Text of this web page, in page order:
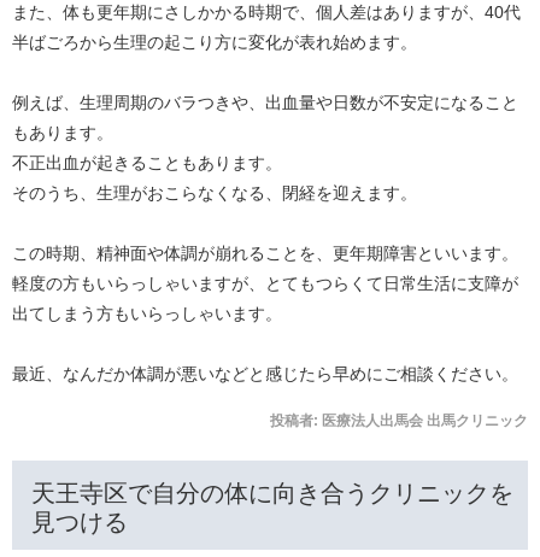
また、体も更年期にさしかかる時期で、個人差はありますが、40代
半ばごろから生理の起こり方に変化が表れ始めます。
例えば、生理周期のバラつきや、出血量や日数が不安定になること
もあります。
不正出血が起きることもあります。
そのうち、生理がおこらなくなる、閉経を迎えます。
この時期、精神面や体調が崩れることを、更年期障害といいます。
軽度の方もいらっしゃいますが、とてもつらくて日常生活に支障が
出てしまう方もいらっしゃいます。
最近、なんだか体調が悪いなどと感じたら早めにご相談ください。
投稿者: 医療法人出馬会 出馬クリニック
天王寺区で自分の体に向き合うクリニックを
見つける